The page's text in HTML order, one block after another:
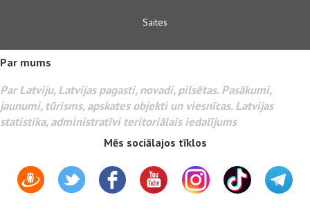
Saites
Par mums
Par Latviju, Latvijas pagasti, novadi, pilsētas. Pasākumi,
jaunumi, tūrisms, apskates objekti un viesnīcas. Latvijas
statistika, administratīvi teritoriālais iedalījums
Mēs sociālajos tīklos